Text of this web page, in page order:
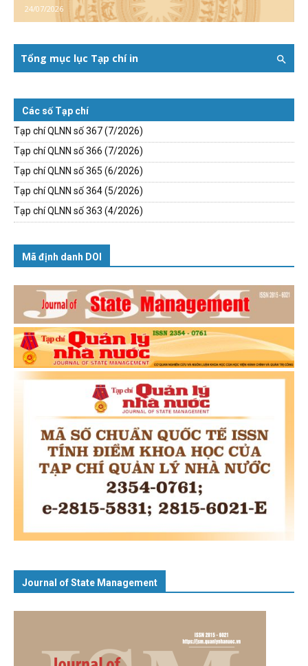
24/07/2026
Tổng mục lục Tạp chí in
Các số Tạp chí
Tạp chí QLNN số 367 (7/2026)
Tạp chí QLNN số 366 (7/2026)
Tạp chí QLNN số 365 (6/2026)
Tạp chí QLNN số 364 (5/2026)
Tạp chí QLNN số 363 (4/2026)
Mã định danh DOI
Journal of State Management